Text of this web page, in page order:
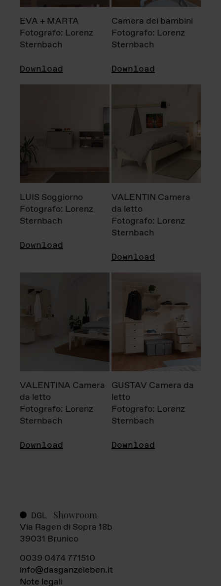
EVA + MARTA
Fotografo: Lorenz
Sternbach
Download
Camera dei bambini
Fotografo: Lorenz
Sternbach
Download
LUIS Soggiorno
Fotografo: Lorenz
Sternbach
Download
VALENTIN Camera
da letto
Fotografo: Lorenz
Sternbach
Download
VALENTINA Camera
da letto
Fotografo: Lorenz
Sternbach
Download
GUSTAV Camera da
letto
Fotografo: Lorenz
Sternbach
Download
DGL Showroom
Via Ragen di Sopra 18b
39031 Brunico
0039 0474 771510
info@dasganzeleben.it
Note legali